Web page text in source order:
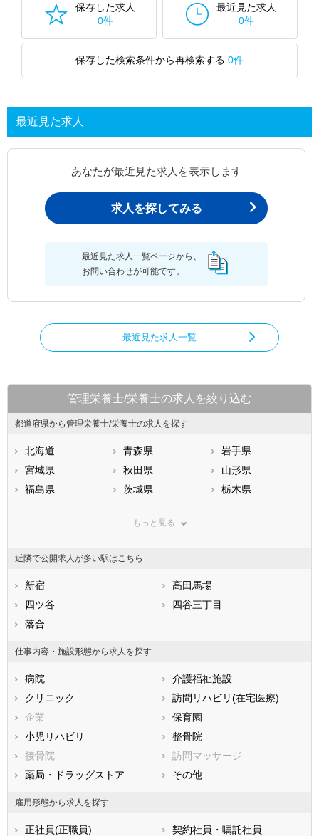
保存した求人
0件
最近見た求人
0件
保存した検索条件から再検索する 0件
最近見た求人
あなたが最近見た求人を表示します
求人を探してみる
最近見た求人一覧ページから、
お問い合わせが可能です。
最近見た求人一覧
管理栄養士/栄養士の求人を絞り込む
都道府県から管理栄養士/栄養士の求人を探す
北海道 青森県
岩手県
宮城県
秋田県
山形県
福島県
茨城県
栃木県
神奈川県
石川県
福井県
静岡県
滋賀県
兵庫県
香川県
高知県
福岡県
長崎県
熊本県
鹿児島県
もっと見る
近隣で公開求人が多い駅はこちら
新宿
高田馬場
四ツ谷
四谷三丁目
落合
仕事内容・施設形態から求人を探す
病院
介護福祉施設
クリニック
訪問リハビリ(在宅医療)
企業
保育園
小児リハビリ
整骨院
接骨院
訪問マッサージ
薬局・ドラッグストア
その他
雇用形態から求人を探す
正社員(正職員)
契約社員・嘱託社員